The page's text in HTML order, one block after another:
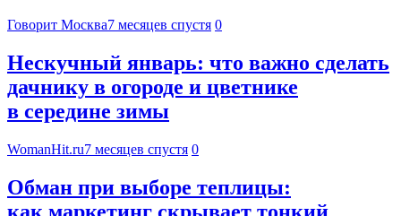
Говорит Москва7 месяцев спустя 0
Нескучный январь: что важно сделать
дачнику в огороде и цветнике
в середине зимы
WomanHit.ru7 месяцев спустя 0
Обман при выборе теплицы: